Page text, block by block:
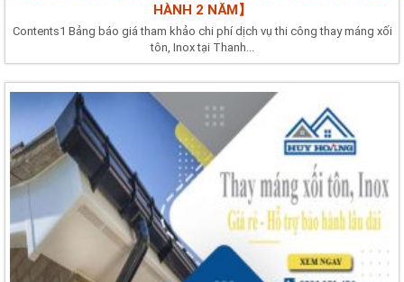
HÀNH 2 NĂM】
Contents1 Bảng báo giá tham khảo chi phí dịch vụ thi công thay máng xối
tôn, Inox tại Thanh...